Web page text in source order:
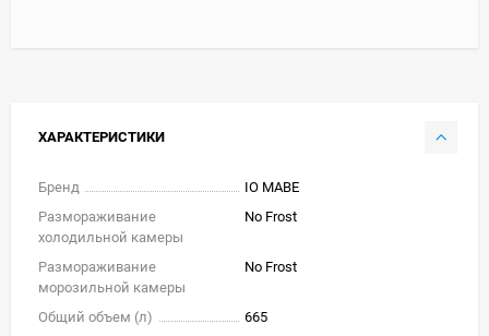
ХАРАКТЕРИСТИКИ
Бренд
IO MABE
Размораживание
холодильной камеры
No Frost
Размораживание
морозильной камеры
No Frost
Общий объем (л)
665